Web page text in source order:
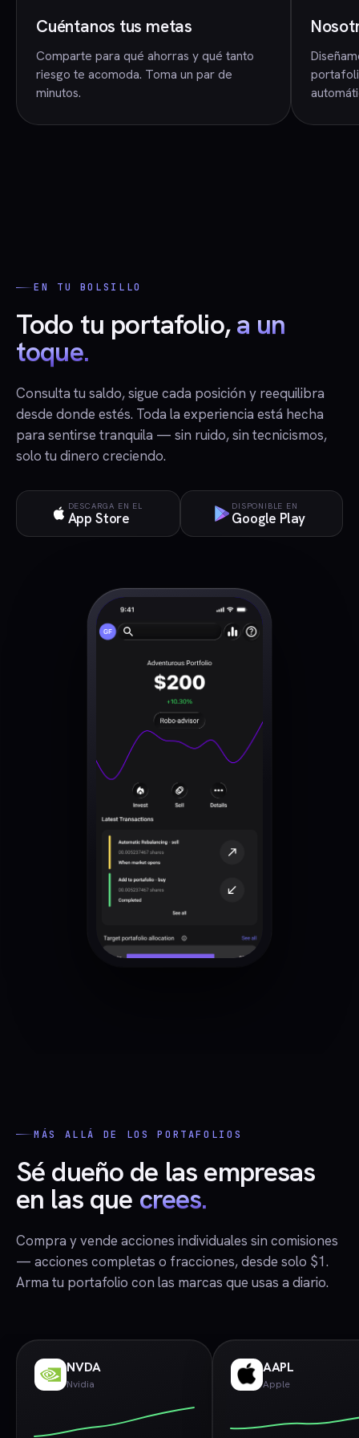
Cuéntanos tus metas
Comparte para qué ahorras y qué tanto
riesgo te acomoda. Toma un par de
minutos.
EN TU BOLSILLO
Todo tu portafolio,a un
toque.
Consulta tu saldo, sigue cada posición y reequilibra
desde donde estés. Toda la experiencia está hecha
para sentirse tranquila — sin ruido, sin tecnicismos,
solo tu dinero creciendo.
DESCARGA EN EL
App Store
DISPONIBLE EN
Google Play
MÁS ALLÁ DE LOS PORTAFOLIOS
Sé dueño de las empresas
en las que crees.
Compra y vende acciones individuales sin comisiones
— acciones completas o fracciones, desde solo $1.
Arma tu portafolio con las marcas que usas a diario.
NVDA
Nvidia
AAPL
Apple